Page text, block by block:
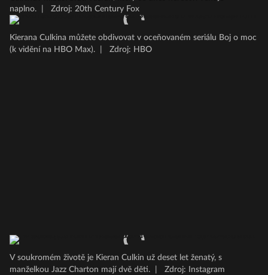
naplno.
Zdroj: 20th Century Fox
Kierana Culkina můžete obdivovat v oceňovaném seriálu Boj o moc
(k vidění na HBO Max).
Zdroj: HBO
V soukromém životě je Kieran Culkin už deset let ženatý, s
manželkou Jazz Charton mají dvě děti.
Zdroj: Instagram